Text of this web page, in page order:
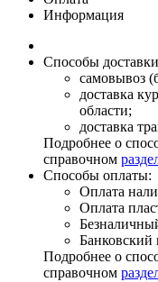
Информация
Способы
самовывоз
доставка
области;
доставка
Подробнее о
справочном
Способы оплаты:
Оплата
Оплата
Банковский
Подробнее о
справочном